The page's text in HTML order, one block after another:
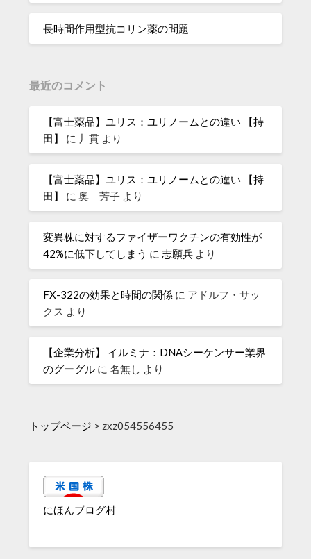
長時間作用型抗コリン薬の問題
最近のコメント
【富士薬品】ユリス：ユリノームとの違い 【持
田】
に 丿貫 より
【富士薬品】ユリス：ユリノームとの違い 【持
田】
に奧 芳子 より
変異株に対するファイザーワクチンの有効性が
42%に低下してしまう に志願兵 より
FX-322の効果と時間の関係 に アドルフ・サッ
クス より
【企業分析】 イルミナ：DNAシーケンサー業界
のグーグル に名無し より
トップページ > zxz054556455
にほんブログ村